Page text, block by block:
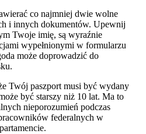
co najmniej dwie wolne
i innych dokumentów. Upewnij
Twoje imię, są wyraźnie
wypełnionymi w formularzu
może doprowadzić do
Twój paszport musi być wydany
być starszy niż 10 lat. Ma to
nieporozumień podczas
federalnych w